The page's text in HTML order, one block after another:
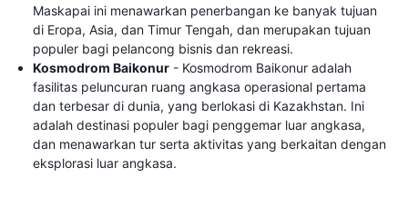
Maskapai ini menawarkan penerbangan ke banyak tujuan
di Eropa, Asia, dan Timur Tengah, dan merupakan tujuan
populer bagi pelancong bisnis dan rekreasi.
Kosmodrom Baikonur - Kosmodrom Baikonur adalah
fasilitas peluncuran ruang angkasa operasional pertama
dan terbesar di dunia, yang berlokasi di Kazakhstan. Ini
adalah destinasi populer bagi penggemar luar angkasa,
dan menawarkan tur serta aktivitas yang berkaitan dengan
eksplorasi luar angkasa.